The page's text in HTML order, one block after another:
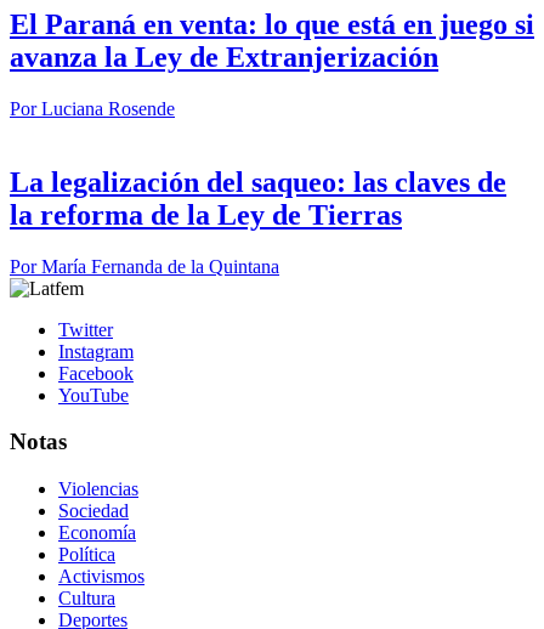
El Paraná en venta: lo que está en juego si
avanza la Ley de Extranjerización
PorLuciana Rosende
La legalización del saqueo: las claves de
la reforma de la Ley de Tierras
PorMaría Fernanda de la Quintana
Twitter
Instagram
Facebook
YouTube
Notas
Violencias
Sociedad
Economía
Política
Activismos
Cultura
Deportes